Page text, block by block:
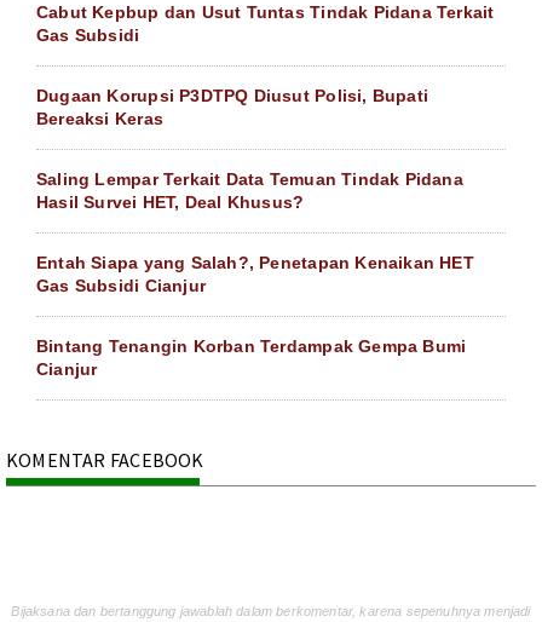
Cabut Kepbup dan Usut Tuntas Tindak Pidana Terkait
Gas Subsidi
Dugaan Korupsi P3DTPQ Diusut Polisi, Bupati
Bereaksi Keras
Saling Lempar Terkait Data Temuan Tindak Pidana
Hasil Survei HET, Deal Khusus?
Entah Siapa yang Salah?, Penetapan Kenaikan HET
Gas Subsidi Cianjur
Bintang Tenangin Korban Terdampak Gempa Bumi
Cianjur
KOMENTAR FACEBOOK
Bijaksana dan bertanggung jawablah dalam berkomentar, karena sepenuhnya menjadi